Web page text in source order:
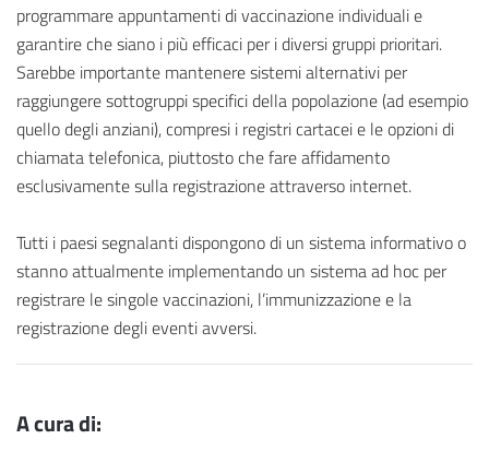
programmare appuntamenti di vaccinazione individuali e
garantire che siano i più efficaci per i diversi gruppi prioritari.
Sarebbe importante mantenere sistemi alternativi per
raggiungere sottogruppi specifici della popolazione (ad esempio
quello degli anziani), compresi i registri cartacei e le opzioni di
chiamata telefonica, piuttosto che fare affidamento
esclusivamente sulla registrazione attraverso internet.
Tutti i paesi segnalanti dispongono di un sistema informativo o
stanno attualmente implementando un sistema ad hoc per
registrare le singole vaccinazioni, l’immunizzazione e la
registrazione degli eventi avversi.
A cura di: